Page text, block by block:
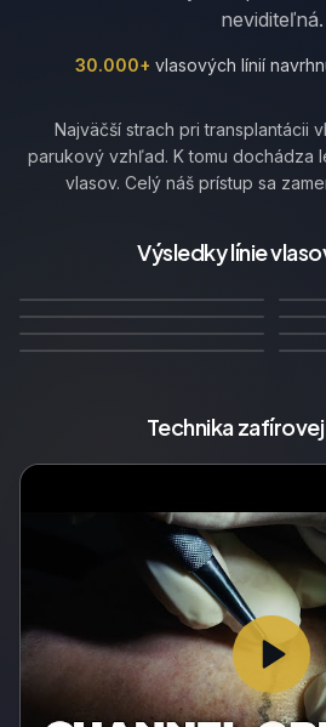
neviditeľná.
30.000+ vlasových línií
Najväčší strach pri transplantácii
parukový vzhľad. K tomu dochádza
vlasov. Celý náš prístup sa
Výsledky línie
prirodzenými mikro
nepravidelnosťami
Rovná–Konzervatívna
10 Mesiacov neskôr
🇳🇱konzervatívna línia vlasov
14 Mesiacov neskôr
🇵🇱
Zrelá
12 Mesiacov neskôr
Technika